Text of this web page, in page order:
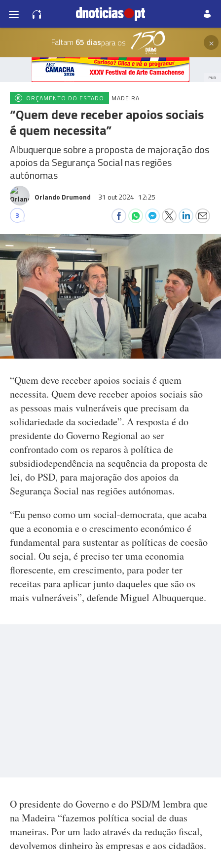
Faltam 65 diaspara os ×
PUB
ORÇAMENTO DO ESTADO MADEIRA
“Quem deve receber apoios sociais
é quem necessita”
Albuquerque sobre a proposta de majoração dos
apoios da Segurança Social nas regiões
autónomas
Orlando Drumond 31 out 2024 12:25
3
“Quem deve receber apoios sociais é quem
necessita. Quem deve receber apoios sociais são
as pessoas mais vulneráveis que precisam da
solidariedade da sociedade”. A resposta é do
presidente do Governo Regional ao ser
confrontado com os reparos à política de
subsidiodependência na sequência da proposta de
lei, do PSD, para majoração dos apoios da
Segurança Social nas regiões autónomas.
“Eu penso como um social-democrata, que acaba
que a economia e o crescimento económico é
fundamental para sustentar as políticas de coesão
social. Ou seja, é preciso ter uma economia
florescente, em crescimento, para poder ter
receitas para aplicar junto daqueles que são os
mais vulneráveis”, defende Miguel Albuquerque.
O presidente do Governo e do PSD/M lembra que
na Madeira “fazemos política social de duas
maneiras. Por um lado através da redução fiscal,
devolvemos dinheiro às empresas e aos cidadãos.